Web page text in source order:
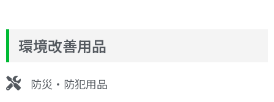
環境改善用品
防災・防犯用品